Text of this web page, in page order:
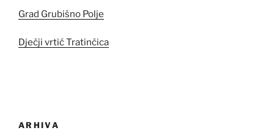
Grad Grubišno Polje
Dječji vrtić Tratinčica
ARHIVA